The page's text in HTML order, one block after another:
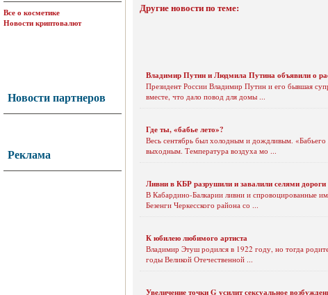
Все о косметике
Новости криптовалют
Новости партнеров
Реклама
Другие новости по теме:
Владимир Путин и Людмила Путина объявили о
Президент России Владимир Путин и его бывшая
вместе, что дало повод для домы ...
Где ты, «бабье лето»?
Весь сентябрь был холодным и дождливым. «Бабьего
выходным. Температура воздуха мо ...
Ливни в КБР разрушили и завалили селями дороги
В Кабардино-Балкарии ливни и спровоцированные
Безенги Черкесского района со ...
К юбилею любимого артиста
Владимир Этуш родился в 1922 году, но тогда
годы Великой Отечественной ...
Увеличение точки G усилит сексуальное